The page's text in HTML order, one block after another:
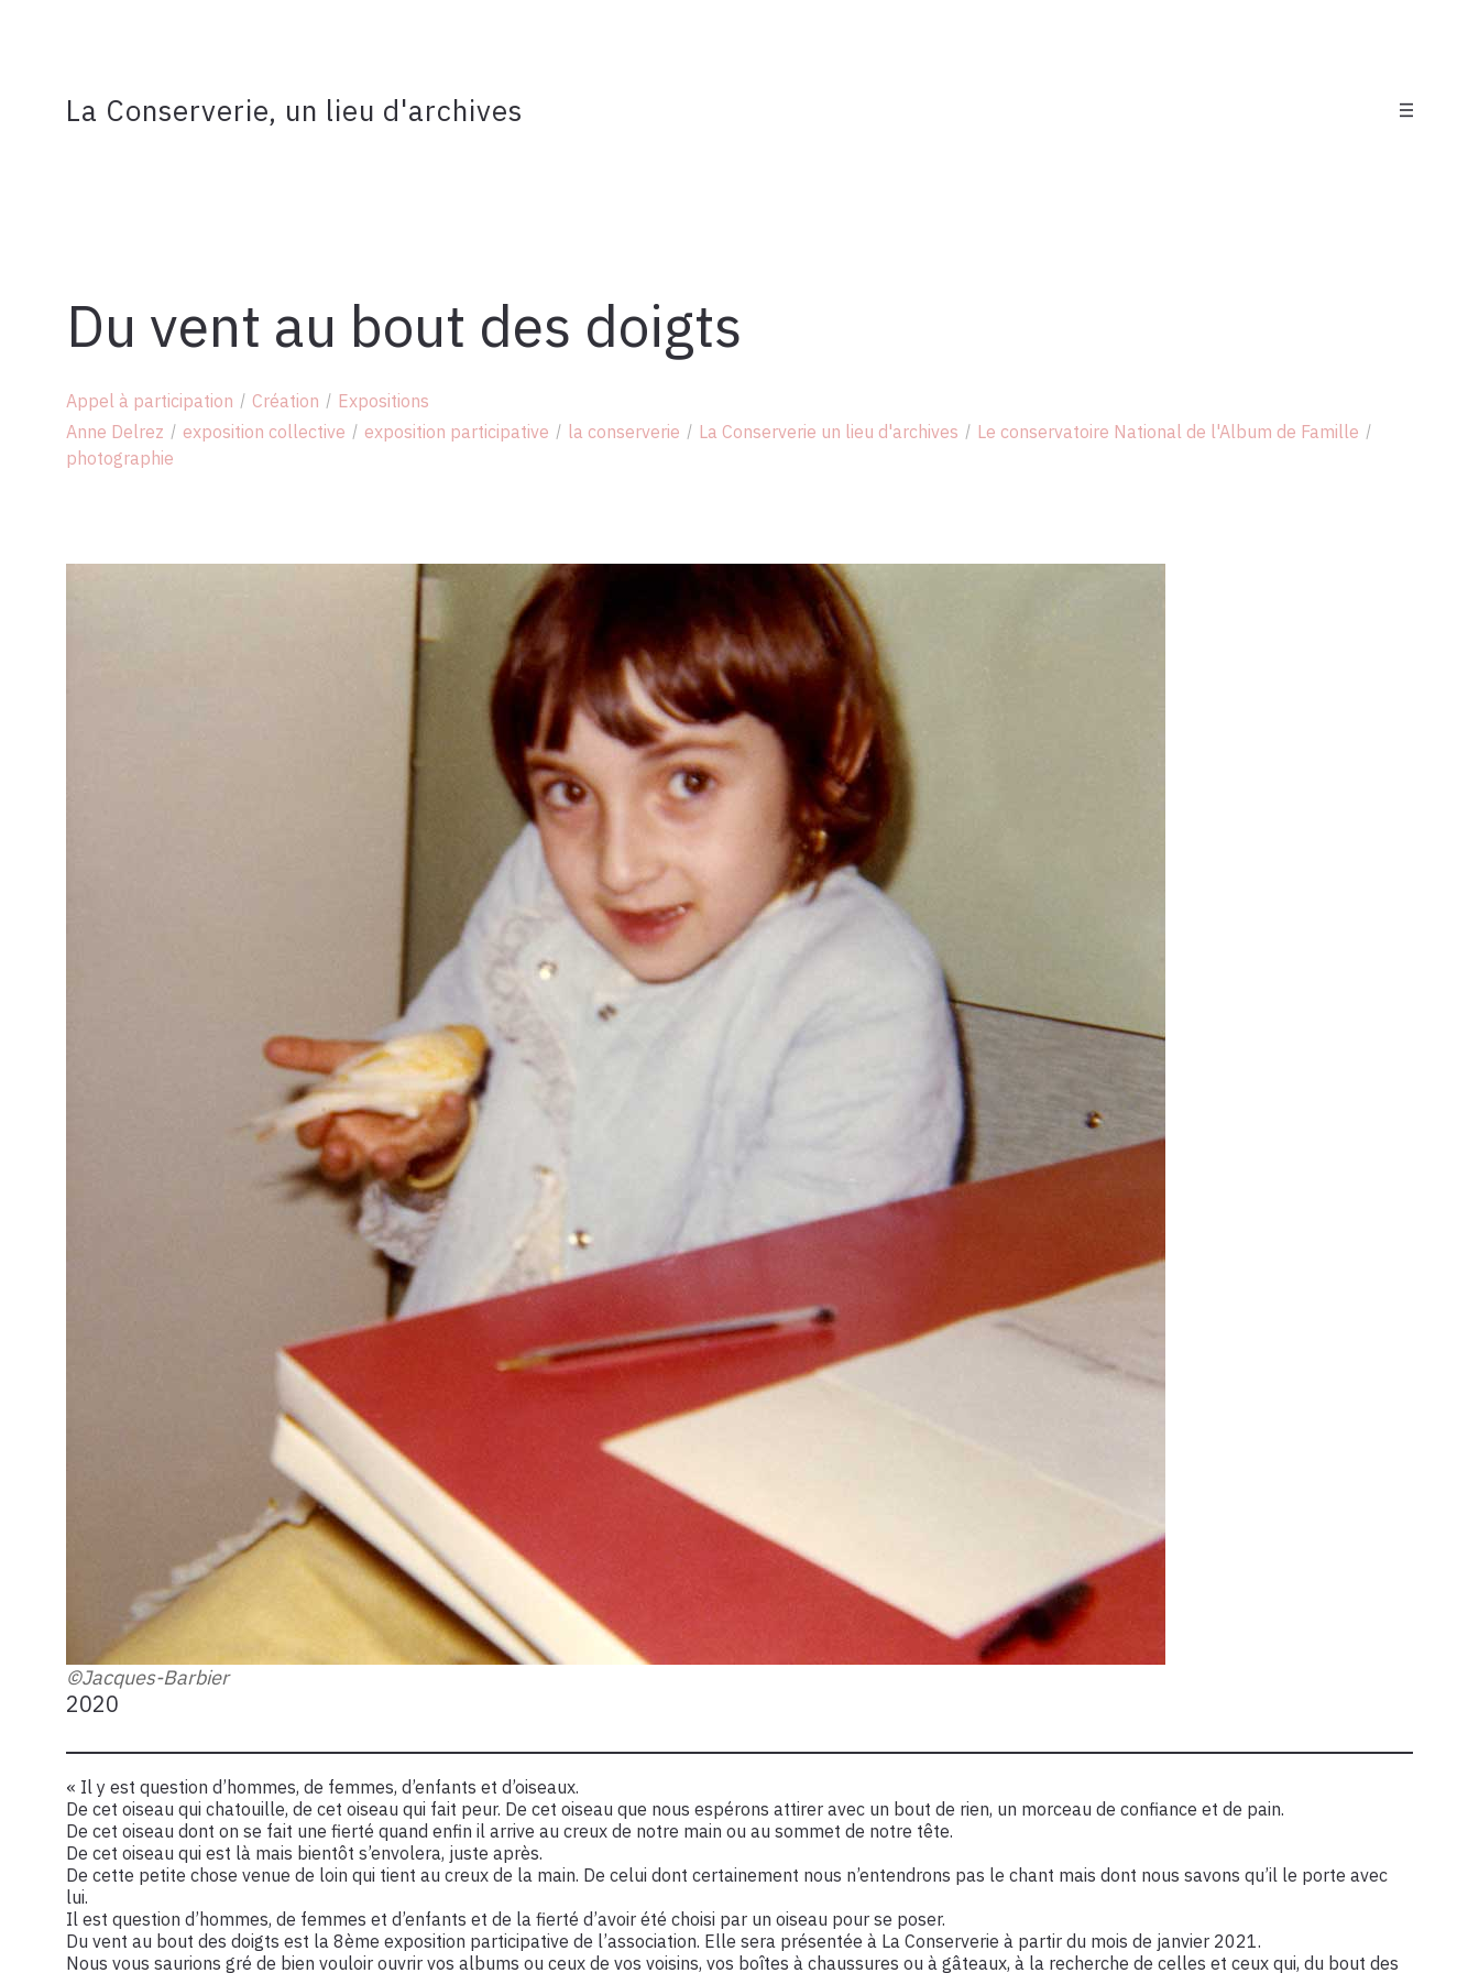
La Conserverie, un lieu d'archives
Du vent au bout des doigts
Appel à participation Création
Expositions
Anne Delrez
exposition collective exposition participative la conserverie La Conserverie un lieu d'archives
Le conservatoire National de l'Album de Famille
photographie
©Jacques-Barbier
2020
« Il y est question d’hommes, de femmes, d’enfants et d’oiseaux.
De cet oiseau qui chatouille, de cet oiseau qui fait peur. De cet oiseau que nous espérons attirer avec un bout de rien, un morceau de confiance et de pain.
De cet oiseau dont on se fait une fierté quand enfin il arrive au creux de notre main ou au sommet de notre tête.
De cet oiseau qui est là mais bientôt s’envolera, juste après.
De cette petite chose venue de loin qui tient au creux de la main. De celui dont certainement nous n’entendrons pas le chant mais dont nous savons qu’il le porte avec
lui.
Il est question d’hommes, de femmes et d’enfants et de la fierté d’avoir été choisi par un oiseau pour se poser.
Du vent au bout des doigts est la 8ème exposition participative de l’association. Elle sera présentée à La Conserverie à partir du mois de janvier 2021.
Nous vous saurions gré de bien vouloir ouvrir vos albums ou ceux de vos voisins, vos boîtes à chaussures ou à gâteaux, à la recherche de celles et ceux qui, du bout des